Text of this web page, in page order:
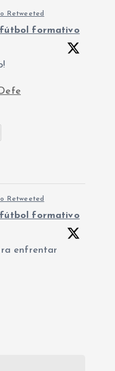
Retweeted
fútbol formativo
Retweeted
fútbol formativo
enfrentar